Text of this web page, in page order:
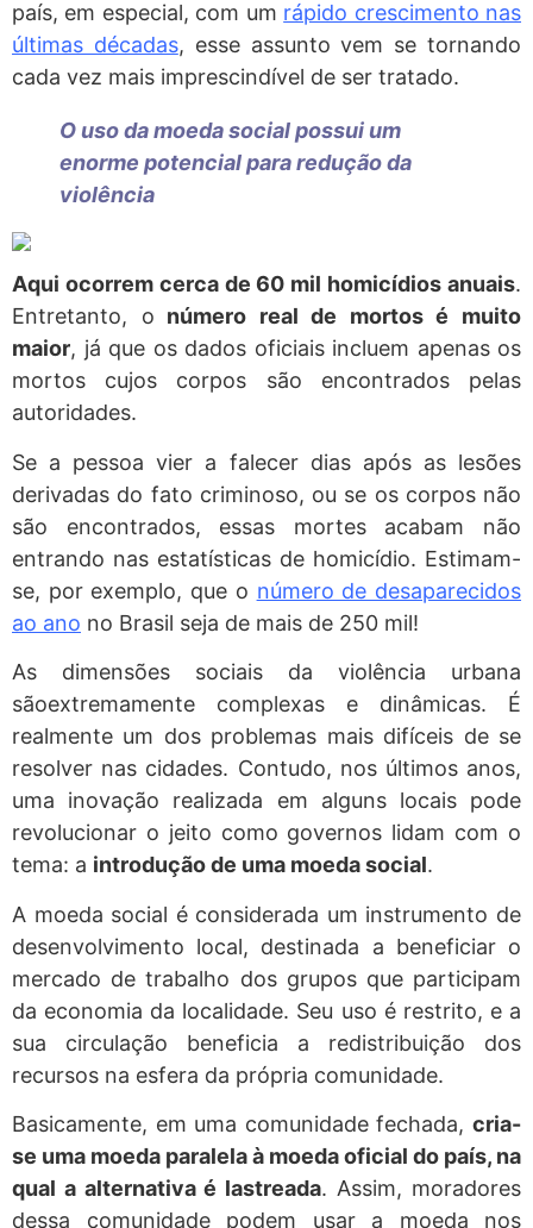
país, em especial, com um rápido crescimento nas
últimas décadas, esse assunto vem se tornando
cada vez mais imprescindível de ser tratado.
O uso da moeda social possui um
enorme potencial para redução da
violência
Aqui ocorrem cerca de 60 mil homicídios anuais.
Entretanto, o número real de mortos é muito
maior, já que os dados oficiais incluem apenas os
mortos cujos corpos são encontrados pelas
autoridades.
Se a pessoa vier a falecer dias após as lesões
derivadas do fato criminoso, ou se os corpos não
são encontrados, essas mortes acabam não
entrando nas estatísticas de homicídio. Estimam-
se, por exemplo, que o número de desaparecidos
ao ano no Brasil seja de mais de 250 mil!
As dimensões sociais da violência urbana
sãoextremamente complexas e dinâmicas. É
realmente um dos problemas mais difíceis de se
resolver nas cidades. Contudo, nos últimos anos,
uma inovação realizada em alguns locais pode
revolucionar o jeito como governos lidam com o
tema: a introdução de uma moeda social.
A moeda social é considerada um instrumento de
desenvolvimento local, destinada a beneficiar o
mercado de trabalho dos grupos que participam
da economia da localidade. Seu uso é restrito, e a
sua circulação beneficia a redistribuição dos
recursos na esfera da própria comunidade.
Basicamente, em uma comunidade fechada, cria-
se uma moeda paralela à moeda oficial do país, na
qual a alternativa é lastreada. Assim, moradores
dessa comunidade podem usar a moeda nos